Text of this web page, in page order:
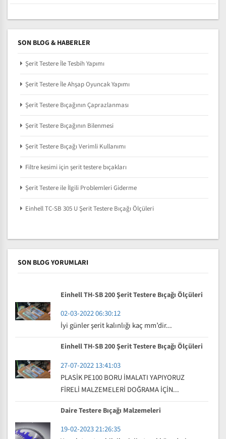
SON BLOG & HABERLER
Şerit Testere İle Tesbih Yapımı
Şerit Testere İle Ahşap Oyuncak Yapımı
Şerit Testere Bıçağının Çaprazlanması
Şerit Testere Bıçağının Bilenmesi
Şerit Testere Bıçağı Verimli Kullanımı
Filtre kesimi için şerit testere bıçakları
Şerit Testere ile İlgili Problemleri Giderme
Einhell TC-SB 305 U Şerit Testere Bıçağı Ölçüleri
SON BLOG YORUMLARI
Einhell TH-SB 200 Şerit Testere Bıçağı Ölçüleri
02-03-2022 06:30:12
İyi günler şerit kalınlığı kaç mm’dir...
Einhell TH-SB 200 Şerit Testere Bıçağı Ölçüleri
27-07-2022 13:41:03
PLASİK PE100 BORU İMALATI YAPIYORUZ
FİRELİ MALZEMELERİ DOĞRAMA İÇİN...
Daire Testere Bıçağı Malzemeleri
19-02-2023 21:26:35